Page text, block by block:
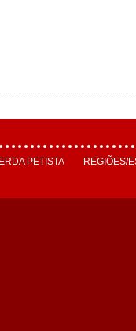
PETISTA REGIÕES/